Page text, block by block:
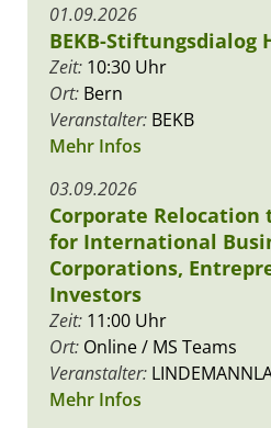
01.09.2026
BEKB-Stiftungsdialog
Zeit: 10:30 Uhr
Ort: Bern
Veranstalter: BEKB
Mehr Infos
03.09.2026
Corporate Relocation
for International
Corporations,
Investors
Zeit: 11:00 Uhr
Ort: Online / MS Teams
Veranstalter:
Mehr Infos